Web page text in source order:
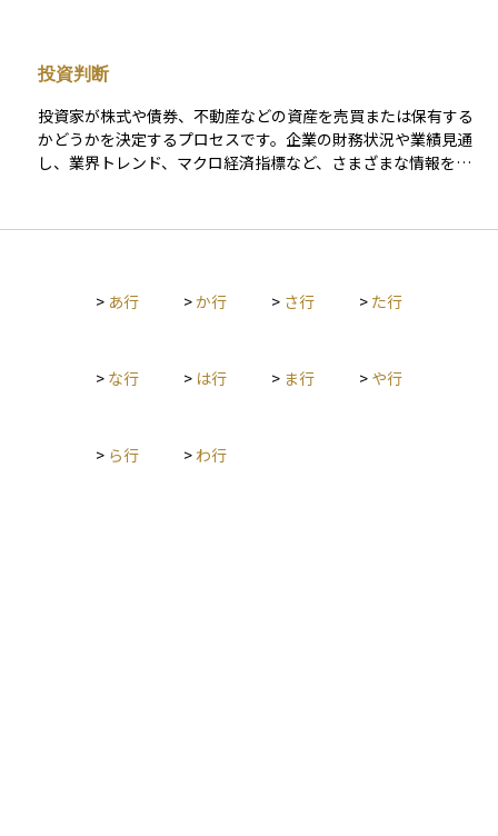
でも厳格なルールが設定されています。 このように有価証券
り、個人投資家にとっては資産形成の主軸となる一方で、法
律・税務・会計の枠組みによって権利が保護され、リスク管理
が図られている点が大きな特徴です。
が見直され、「プライム市場」「スタンダード市場」「グロー
ス市場」の3つに再編されました。東京証券取引所の動向は、日
本の経済全体を反映する指標としても注目されており、日経平
均株価やTOPIXなどの主要な株価指数もここで算出されていま
す。資産運用を始めるうえで、非常に基本かつ重要な取引所で
投資判断
投資家が株式や債券、不動産などの資産を売買または保有する
かどうかを決定するプロセスです。企業の財務状況や業績見通
し、業界トレンド、マクロ経済指標など、さまざまな情報を分
資スタイルもあれば、テクニカル分析による短期売買を中心と
法を明確にすることが大切です。
> あ行 >か行 > さ行 > た行
> な行 > は行 > ま行 > や行
> ら行 > わ行